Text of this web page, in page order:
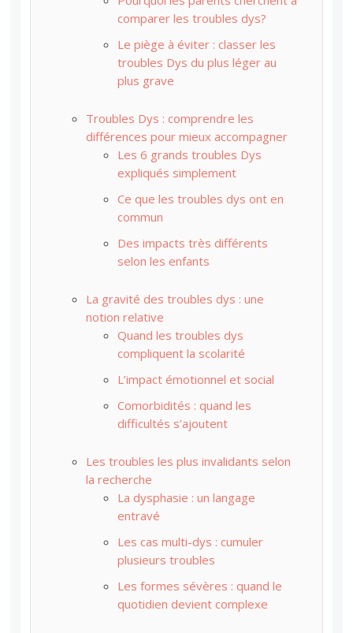
comparer les troubles dys?
Le piège à éviter : classer les
troubles Dys du plus léger au
plus grave
Troubles Dys : comprendre les
différences pour mieux accompagner
Les 6 grands troubles Dys
expliqués simplement
Ce que les troubles dys ont en
commun
Des impacts très différents
selon les enfants
La gravité des troubles dys : une
notion relative
Quand les troubles dys
compliquent la scolarité
L’impact émotionnel et social
Comorbidités : quand les
difficultés s’ajoutent
Les troubles les plus invalidants selon
la recherche
La dysphasie : un langage
entravé
Les cas multi-dys : cumuler
plusieurs troubles
Les formes sévères : quand le
quotidien devient complexe